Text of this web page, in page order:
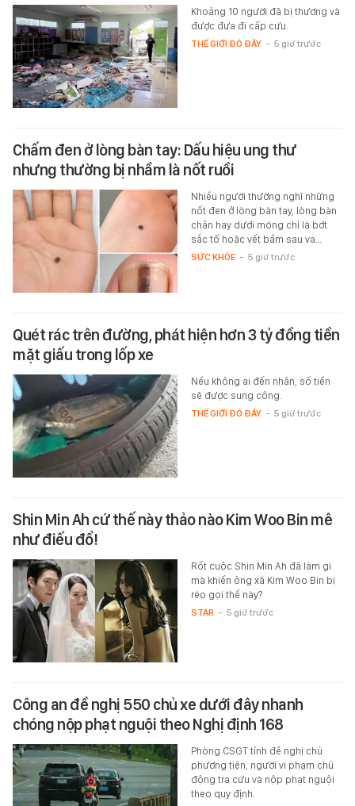
Khoảng 10 người đã bị thương và
được đưa đi cấp cứu.
THẾ GIỚI ĐÓ ĐÂY - 5 giờ trước
Chấm đen ở lòng bàn tay: Dấu hiệu ung thư
nhưng thường bị nhầm là nốt ruồi
Nhiều người thường nghĩ những
nốt đen ở lòng bàn tay, lòng bàn
chân hay dưới móng chỉ là bớt
sắc tố hoặc vết bầm sau va…
SỨC KHỎE - 5 giờ trước
Quét rác trên đường, phát hiện hơn 3 tỷ đồng tiền
mặt giấu trong lốp xe
Nếu không ai đến nhận, số tiền
sẽ được sung công.
THẾ GIỚI ĐÓ ĐÂY - 5 giờ trước
Shin Min Ah cứ thế này thảo nào Kim Woo Bin mê
như điếu đổ!
Rốt cuộc Shin Min Ah đã làm gì
mà khiến ông xã Kim Woo Bin bị
réo gọi thế này?
STAR - 5 giờ trước
Công an đề nghị 550 chủ xe dưới đây nhanh
chóng nộp phạt nguội theo Nghị định 168
Phòng CSGT tỉnh đề nghị chủ
phương tiện, người vi phạm chủ
động tra cứu và nộp phạt nguội
theo quy định.